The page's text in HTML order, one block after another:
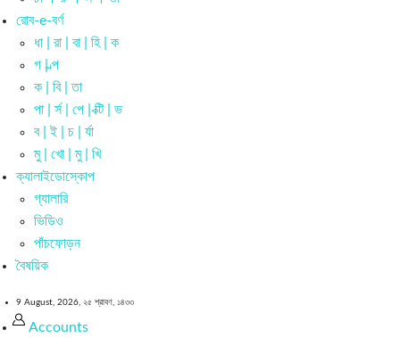
রোব-e-বর্ণ
ধা | রা | বা | হি | ক
গ | ল্প
ক | বি | তা
পা | র্স | পে | ক্টি | ভ
ব | ই | চ | র্যা
মু | খো | মু | খি
ক্যালাইডোস্কোপ
গ্যালারি
ভিডিও
পাঁচফোড়ন
বৈষয়িক
9 August, 2026, ২৫ শ্রাবণ, ১৪৩৩
Accounts